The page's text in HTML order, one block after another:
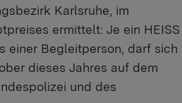
Karlsruhe, im
ermittelt: Je ein HEISS
einer Begleitperson, darf sich
dieses Jahres auf dem
und des